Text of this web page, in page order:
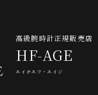
高級腕時計正規販売店
HF-AGE
エイチエフ・エイジ